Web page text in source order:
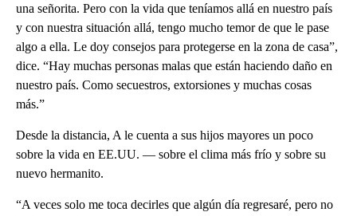
una señorita. Pero con la vida que teníamos allá en nuestro país
y con nuestra situación allá, tengo mucho temor de que le pase
algo a ella. Le doy consejos para protegerse en la zona de casa”,
dice. “Hay muchas personas malas que están haciendo daño en
nuestro país. Como secuestros, extorsiones y muchas cosas
más.”
Desde la distancia, A le cuenta a sus hijos mayores un poco
sobre la vida en EE.UU. — sobre el clima más frío y sobre su
nuevo hermanito.
“A veces solo me toca decirles que algún día regresaré, pero no